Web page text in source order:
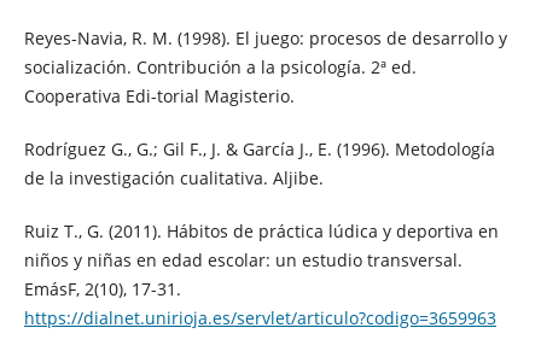
Reyes-Navia, R. M. (1998). El juego: procesos de desarrollo y
socialización. Contribución a la psicología. 2ª ed.
Cooperativa Edi-torial Magisterio.
Rodríguez G., G.; Gil F., J. & García J., E. (1996). Metodología
de la investigación cualitativa. Aljibe.
Ruiz T., G. (2011). Hábitos de práctica lúdica y deportiva en
niños y niñas en edad escolar: un estudio transversal.
EmásF, 2(10), 17-31.
https://dialnet.unirioja.es/servlet/articulo?codigo=3659963